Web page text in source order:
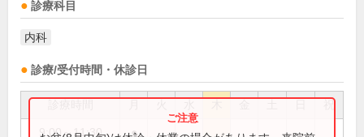
診療科目
内科
診療/受付時間・休診日
祝
9:00～11:30 ●